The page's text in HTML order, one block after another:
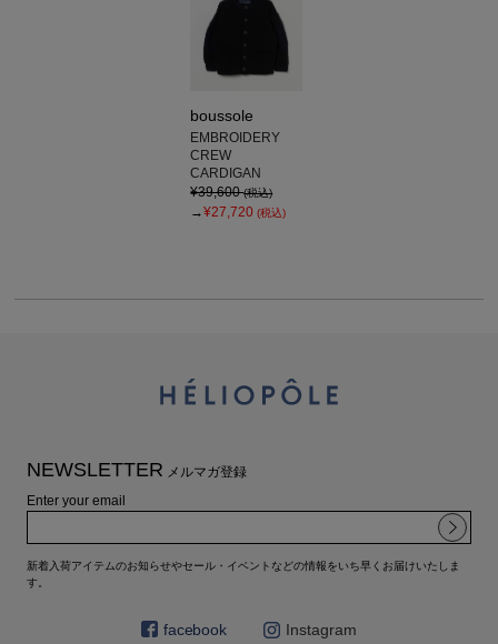
boussole
EMBROIDERY
CREW
CARDIGAN
¥39,600(税込)
→¥27,720(税込)
NEWSLETTER メルマガ登録
Enter your email
新着入荷アイテムのお知らせやセール・イベントなどの情報をいち早くお届けいたしま
す。
facebook Instagram